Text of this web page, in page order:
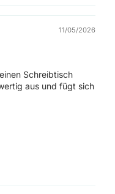
11/05/2026
Schreibtisch
aus und fügt sich